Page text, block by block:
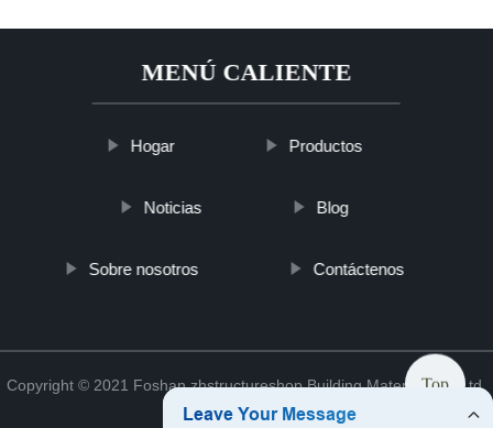
MENÚ CALIENTE
Hogar Productos
Noticias Blog
Sobre nosotros Contáctenos
Copyright © 2021 Foshan zhstructureshop Building Material Co., Ltd.
Sitemap
Top